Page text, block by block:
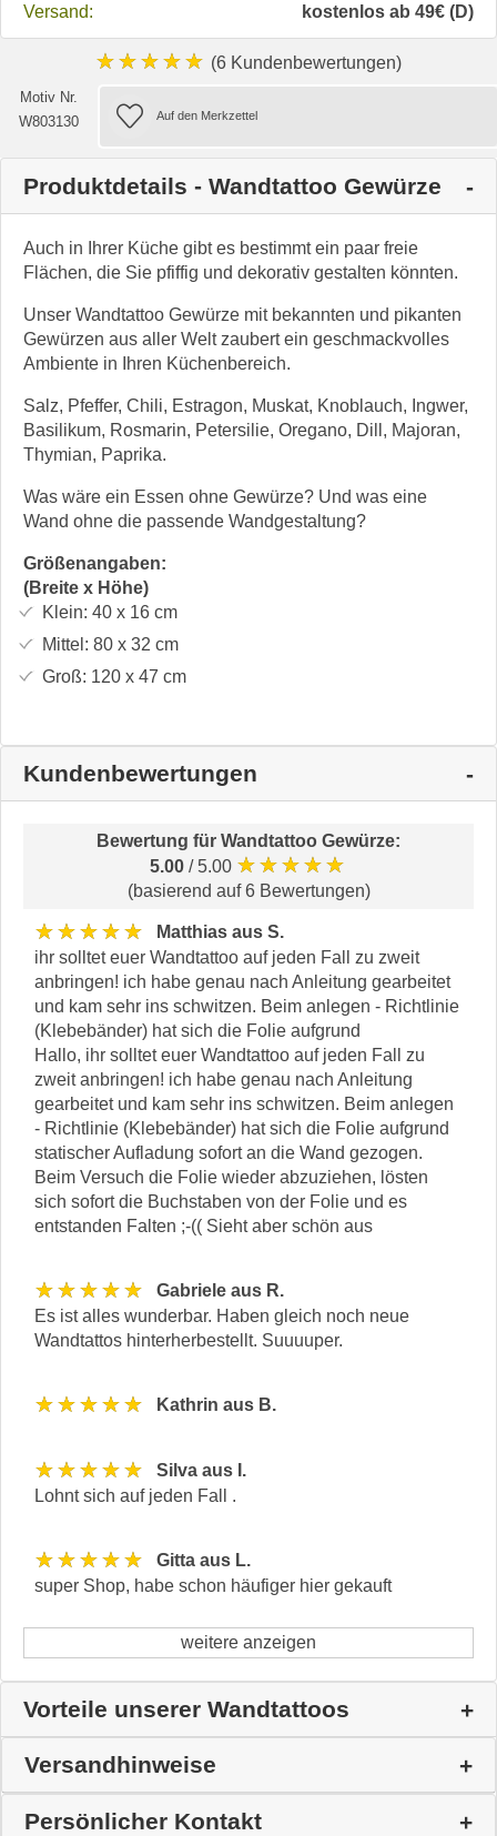
Versand:
kostenlos ab 49€ (D)
★★★★★ (6 Kundenbewertungen)
Motiv Nr.
W803130
Produktdetails - Wandtattoo Gewürze
Auch in Ihrer Küche gibt es bestimmt ein paar freie
Flächen, die Sie pfiffig und dekorativ gestalten könnten.
Unser Wandtattoo Gewürze mit bekannten und pikanten
Gewürzen aus aller Welt zaubert ein geschmackvolles
Ambiente in Ihren Küchenbereich.
Salz, Pfeffer, Chili, Estragon, Muskat, Knoblauch, Ingwer,
Basilikum, Rosmarin, Petersilie, Oregano, Dill, Majoran,
Thymian, Paprika.
Was wäre ein Essen ohne Gewürze? Und was eine
Wand ohne die passende Wandgestaltung?
Größenangaben:
(Breite x Höhe)
Klein: 40 x 16cm
Mittel: 80 x 32 cm
Groß: 120 x 47 cm
Kundenbewertungen
Bewertung für Wandtattoo Gewürze:
5.00 / 5.00 ★★★★★
(basierend auf 6 Bewertungen)
★★★★★
Matthias aus S.
ihr solltet euer Wandtattoo auf jeden Fall zu zweit
anbringen! ich habe genau nach Anleitung gearbeitet
und kam sehr ins schwitzen. Beim anlegen - Richtlinie
(Klebebänder) hat sich die Folie aufgrund
Hallo, ihr solltet euer Wandtattoo auf jeden Fall zu
zweit anbringen! ich habe genau nach Anleitung
gearbeitet und kam sehr ins schwitzen. Beim anlegen
- Richtlinie (Klebebänder) hat sich die Folie aufgrund
statischer Aufladung sofort an die Wand gezogen.
Beim Versuch die Folie wieder abzuziehen, lösten
sich sofort die Buchstaben von der Folie und es
entstanden Falten ;-(( Sieht aber schön aus
★★★★★
Gabriele aus R.
Es ist alles wunderbar. Haben gleich noch neue
Wandtattos hinterherbestellt. Suuuuper.
★★★★★ Kathrin aus B.
★★★★★
Silva aus I.
Lohnt sich auf jeden Fall .
★★★★★
Gitta aus L.
super Shop, habe schon häufiger hier gekauft
weitere anzeigen
Vorteile unserer Wandtattoos
Versandhinweise
Persönlicher Kontakt